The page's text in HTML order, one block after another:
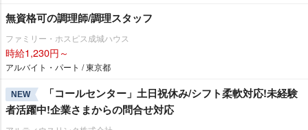
無資格可の調理師/調理スタッフ
ファミリー・ホスピス成城ハウス
時給1,230円～
アルバイト・パート / 東京都
NEW
「コールセンター」土日祝休み/シフト柔軟対応!未経験
者活躍中!企業さまからの問合せ対応